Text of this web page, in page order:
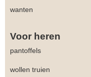
wanten
Voor heren
pantoffels
wollen truien